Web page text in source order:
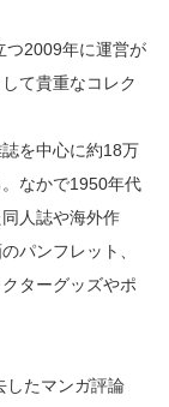
2009年に運営が
て貴重なコレク
を中心に約18万
なかで1950年代
人誌や海外作
パンフレット、
ターグッズやポ
たマンガ評論